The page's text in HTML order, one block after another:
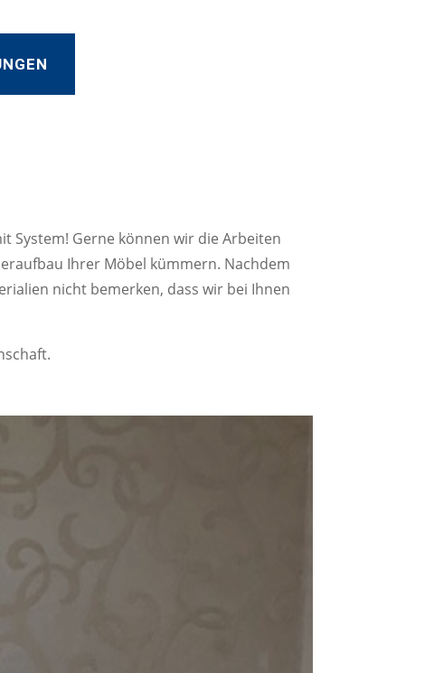
System! Gerne können wir die Arbeiten
Ihrer Möbel kümmern. Nachdem
nicht bemerken, dass wir bei Ihnen